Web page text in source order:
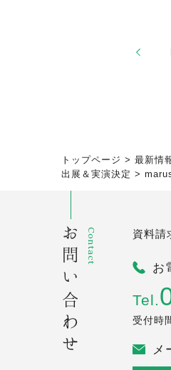
トップページ > 最新情
出展＆実演決定 >
Contact
お問い合わせ 資料請
お
Tel.
受付時
メ